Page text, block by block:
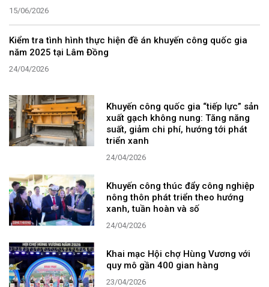
15/06/2026
Kiểm tra tình hình thực hiện đề án khuyến công quốc gia
năm 2025 tại Lâm Đồng
24/04/2026
Khuyến công quốc gia “tiếp lực” sản
xuất gạch không nung: Tăng năng
suất, giảm chi phí, hướng tới phát
triển xanh
24/04/2026
Khuyến công thúc đẩy công nghiệp
nông thôn phát triển theo hướng
xanh, tuần hoàn và số
24/04/2026
Khai mạc Hội chợ Hùng Vương với
quy mô gần 400 gian hàng
23/04/2026